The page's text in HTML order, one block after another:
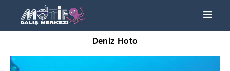
TURLAR
Deniz Hoto